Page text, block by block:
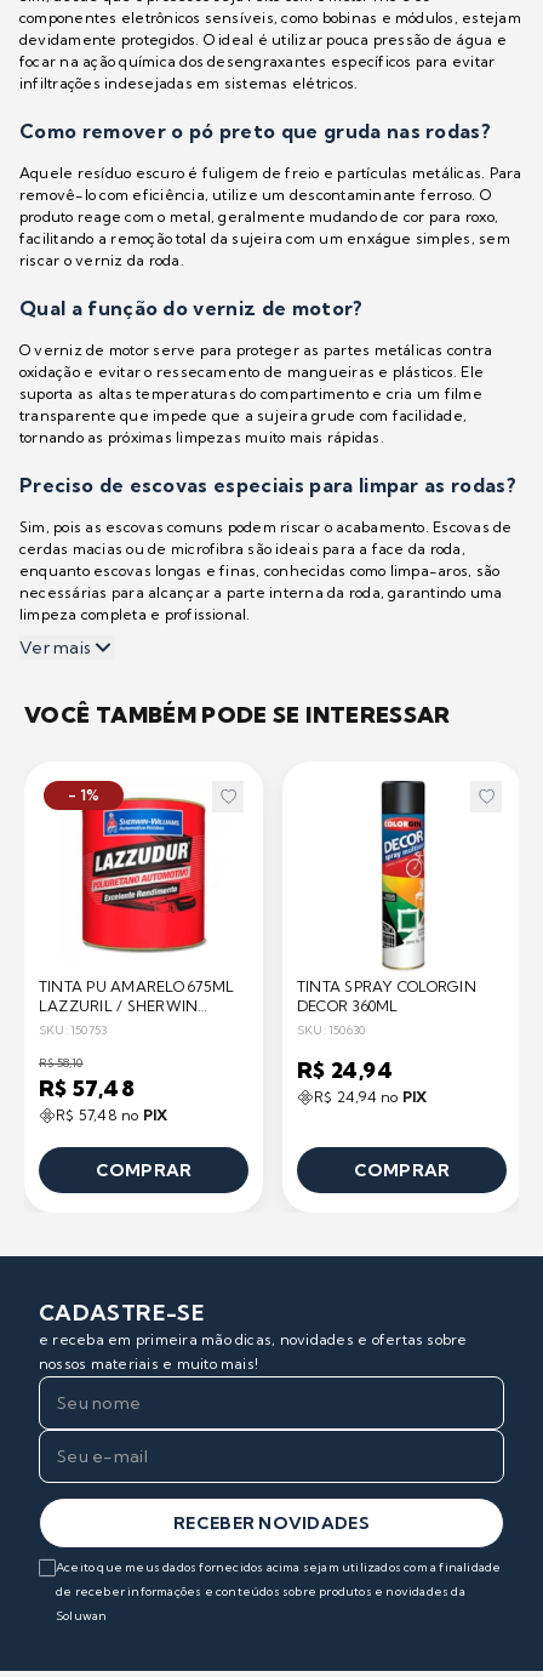
componentes eletrônicos sensíveis, como bobinas e módulos, estejam
devidamente protegidos. O ideal é utilizar pouca pressão de água e
focar na ação química dos desengraxantes específicos para evitar
infiltrações indesejadas em sistemas elétricos.
Como remover o pó preto que gruda nas rodas?
Aquele resíduo escuro é fuligem de freio e partículas metálicas. Para
removê-lo com eficiência, utilize um descontaminante ferroso. O
produto reage com o metal, geralmente mudando de cor para roxo,
facilitando a remoção total da sujeira com um enxágue simples, sem
riscar o verniz da roda.
Qual a função do verniz de motor?
O verniz de motor serve para proteger as partes metálicas contra
oxidação e evitar o ressecamento de mangueiras e plásticos. Ele
suporta as altas temperaturas do compartimento e cria um filme
transparente que impede que a sujeira grude com facilidade,
tornando as próximas limpezas muito mais rápidas.
Preciso de escovas especiais para limpar as rodas?
Sim, pois as escovas comuns podem riscar o acabamento. Escovas de
cerdas macias ou de microfibra são ideais para a face da roda,
enquanto escovas longas e finas, conhecidas como limpa-aros, são
necessárias para alcançar a parte interna da roda, garantindo uma
limpeza completa e profissional.
Ver mais
VOCÊ TAMBÉM PODE SE INTERESSAR
TINTA PU AMARELO 675ML
LAZZURIL / SHERWIN
WILLIAMS
SKU: 150753
R$ 58,10
R$ 57,48
R$ 57,48 no PIX
- 1%
COMPRAR
TINTA SPRAY COLORGIN
DECOR 360ML
SKU: 150630
R$ 24,94
R$ 24,94 no PIX
COMPRAR
CADASTRE-SE
e receba em primeira mão dicas, novidades e ofertas sobre
nossos materiais e muito mais!
RECEBER NOVIDADES
Aceito que meus dados fornecidos acima sejam utilizados com a finalidade
de receber informações e conteúdos sobre produtos e novidades da
Soluwan